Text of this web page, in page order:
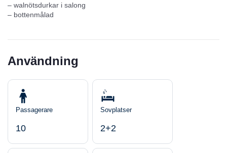
– walnötsdurkar i salong
– bottenmålad
Användning
Passagerare
10
Sovplatser
2+2